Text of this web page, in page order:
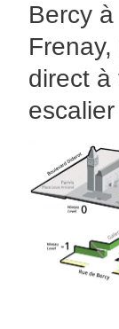
Bercy
direct à